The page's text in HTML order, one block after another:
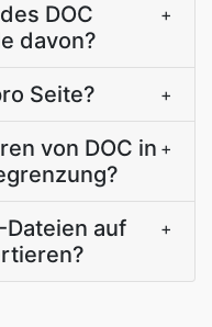
DOC
davon?
+
Seite? +
von DOC in +
Dateien auf
+